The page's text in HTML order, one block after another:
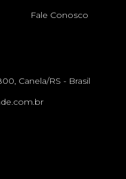
Fale Conosco
Canela/RS - Brasil